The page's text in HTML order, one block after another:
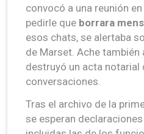
convocó a una reunión
pedirle que borrara
esos chats, se alertaba
de Marset. Ache
destruyó un acta notarial
conversaciones.
Tras el archivo de la
se esperan